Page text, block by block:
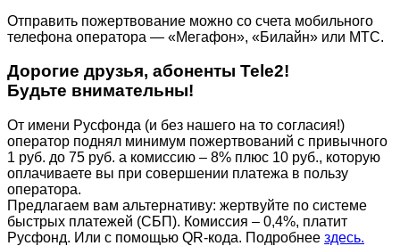
Отправить пожертвование можно со счета мобильного
телефона оператора — «Мегафон», «Билайн» или МТС.
Дорогие друзья, абоненты Tele2!
Будьте внимательны!
От имени Русфонда (и без нашего на то согласия!)
оператор поднял минимум пожертвований с привычного
1 руб. до 75 руб. а комиссию – 8% плюс 10 руб., которую
оплачиваете вы при совершении платежа в пользу
оператора.
Предлагаем вам альтернативу: жертвуйте по cистеме
быстрых платежей (СБП). Комиссия – 0,4%, платит
Русфонд. Или с помощью QR-кода. Подробнее здесь.